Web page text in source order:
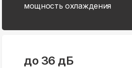
мощность охлаждения
до 36 дБ